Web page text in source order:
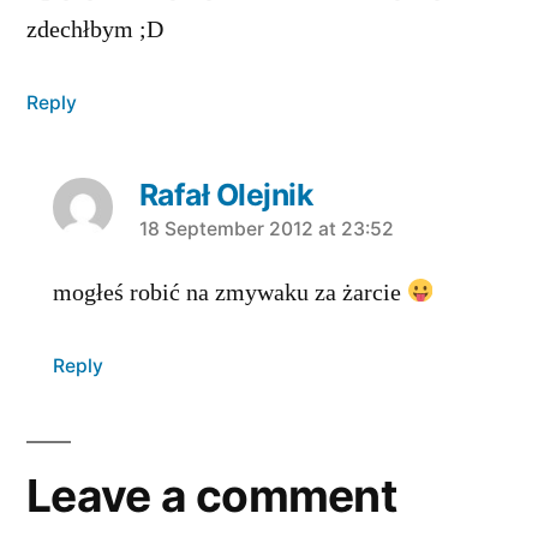
zdechłbym ;D
Reply
Rafał Olejnik
says:
18 September 2012 at 23:52
mogłeś robić na zmywaku za żarcie
Reply
Leave a comment